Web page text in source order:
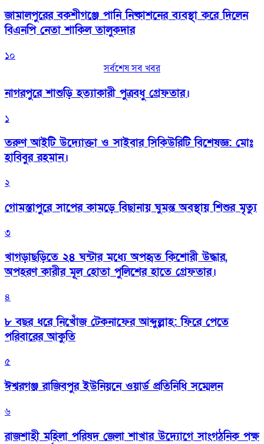
জামালপুরের বকশীগঞ্জে পানি নিষ্কাশনের ব্যবস্থা করে দিলেন
বিএনপি নেতা শাকিল তালুকদার
১০
সর্বশেষ সব খবর
নাগরপুরে শাশুড়ি হত্যাকারী পুত্রবধু গ্রেফতার।
১
তরুণ আইটি উদ্যোক্তা ও সাইবার সিকিউরিটি বিশেষজ্ঞ: মোঃ
হাবিবুর রহমান।
২
গোমস্তাপুরে সাপের কামড়ে বিছানায় ঘুমন্ত অবস্থায় শিশুর মৃত্যু
৩
খাগড়াছড়িতে ২৪ ঘন্টার মধ্যে অপহৃত কিশোরী উদ্ধার,
অপহরণ কারীর মূল হোতা পুলিশের হাতে গ্রেফতার।
৪
৮ বছর ধরে নিখোঁজ টেকনাফের আব্দুল্লাহ: ফিরে পেতে
পরিবারের আকুতি
৫
ঈশ্বরগঞ্জ রাজিবপুর ইউনিয়নে ওয়ার্ড প্রতিনিধি সম্মেলন
৬
রাজশাহী মহিলা পরিষদ জেলা শাখার উদ্যোগে সাংগঠনিক পক্ষ